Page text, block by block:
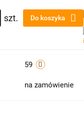
szt. Do koszyka
59
na zamówienie